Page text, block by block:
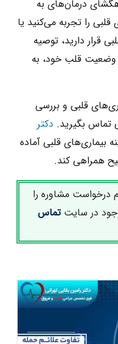
درمان‌های به‌
قلبی را تجربه می‌کنید یا
قرار دارید، توصیه
وضعیت قلب خود، به
قلبی و بررسی
تماس بگیرید. دکتر
بیماری‌های قلبی آماده
همراهی کند.
درخواست مشاوره را
در سایتتماس